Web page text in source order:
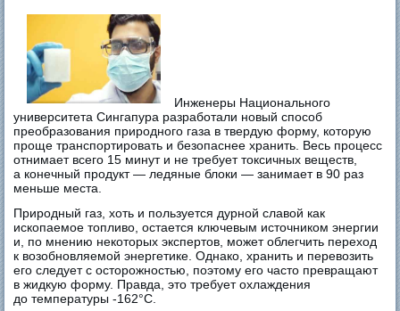
Инженеры Национального
университета Сингапура разработали новый способ
преобразования природного газа в твердую форму, которую
проще транспортировать и безопаснее хранить. Весь процесс
отнимает всего 15 минут и не требует токсичных веществ,
а конечный продукт — ледяные блоки — занимает в 90 раз
меньше места.
Природный газ, хоть и пользуется дурной славой как
ископаемое топливо, остается ключевым источником энергии
и, по мнению некоторых экспертов, может облегчить переход
к возобновляемой энергетике. Однако, хранить и перевозить
его следует с осторожностью, поэтому его часто превращают
в жидкую форму. Правда, это требует охлаждения
до температуры -162°C.